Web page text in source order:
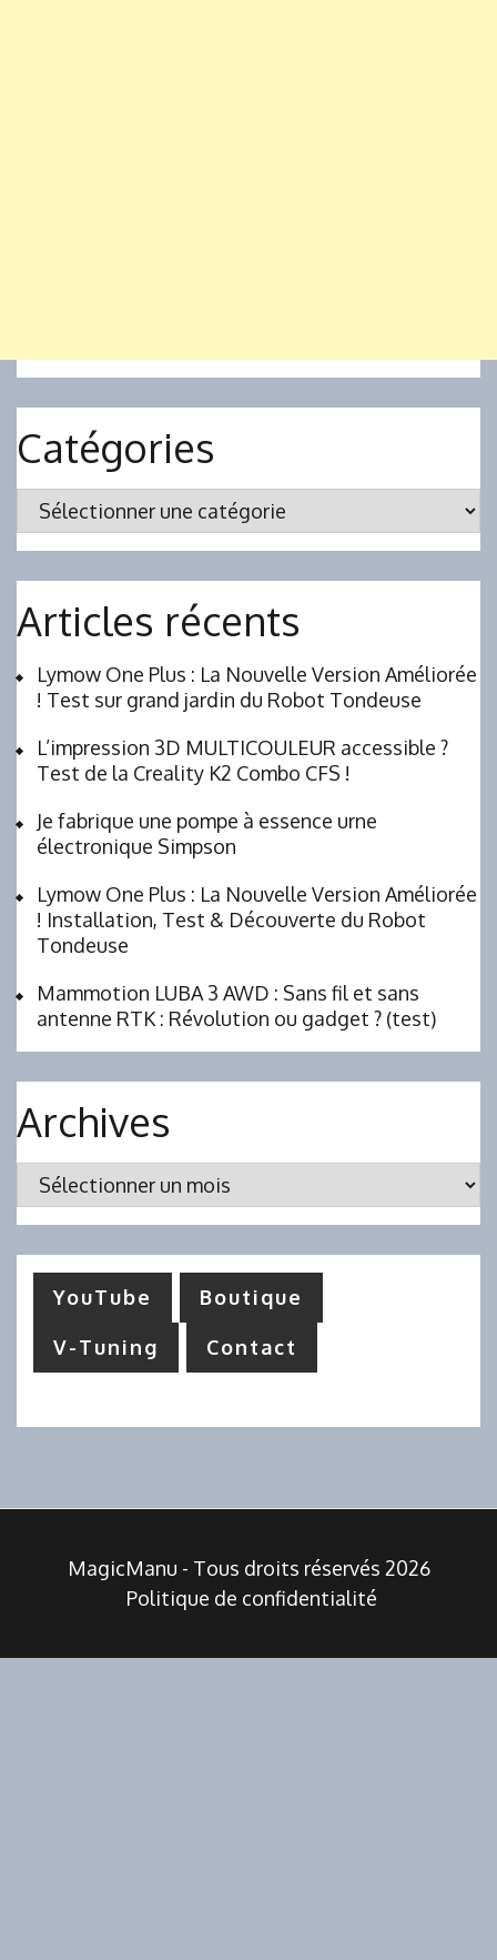
Catégories
Catégories
Articles récents
Lymow One Plus : La Nouvelle Version Améliorée
! Test sur grand jardin du Robot Tondeuse
L’impression 3D MULTICOULEUR accessible ?
Test de la Creality K2 Combo CFS !
Je fabrique une pompe à essence urne
électronique Simpson
Lymow One Plus : La Nouvelle Version Améliorée
! Installation, Test & Découverte du Robot
Tondeuse
Mammotion LUBA 3 AWD : Sans fil et sans
antenne RTK : Révolution ou gadget ? (test)
Archives
Archives
YouTube Boutique
V-Tuning Contact
MagicManu - Tous droits réservés 2026
Politique de confidentialité